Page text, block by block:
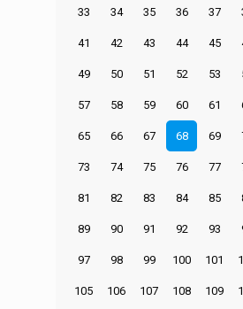
33 34 35 36 37
41 42 43 44 45
49 50 51 52 53
57 58 59 60 61
65 66 67 68 69
73 74 75 76 77
81 82 83 84 85
89 90 91 92 93
97 98 99 100 101
105 106 107 108 109